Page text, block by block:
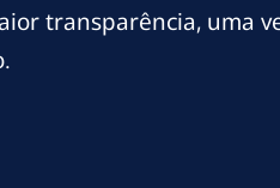
transparência, uma